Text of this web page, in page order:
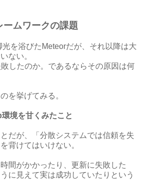
ムワークの課題
を浴びたMeteorだが、それ以降は大
ない。
したのか。であるならその原因は何
を挙げてみる。
境を甘くみたこと
だが、「分散システムでは信頼を失
背けてはいけない。
間がかかったり、更新に失敗した
に見えて実は成功していたりという